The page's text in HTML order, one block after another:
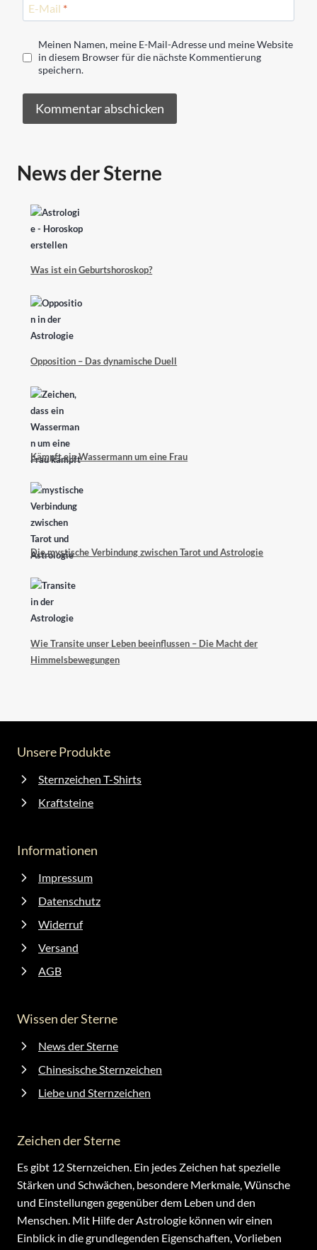
E-Mail *
Meinen Namen, meine E-Mail-Adresse und meine Website
in diesem Browser für die nächste Kommentierung
speichern.
News der Sterne
Was ist ein Geburtshoroskop?
Opposition – Das dynamische Duell
Kämpft ein Wassermann um eine Frau
Die mystische Verbindung zwischen Tarot und Astrologie
Wie Transite unser Leben beeinflussen – Die Macht der
Himmelsbewegungen
Unsere Produkte
Sternzeichen T-Shirts
Kraftsteine
Informationen
Impressum
Datenschutz
Widerruf
Versand
AGB
Wissen der Sterne
News der Sterne
Chinesische Sternzeichen
Liebe und Sternzeichen
Zeichen der Sterne
Es gibt 12 Sternzeichen. Ein jedes Zeichen hat spezielle
Stärken und Schwächen, besondere Merkmale, Wünsche
und Einstellungen gegenüber dem Leben und den
Menschen. Mit Hilfe der Astrologie können wir einen
Einblick in die grundlegenden Eigenschaften, Vorlieben